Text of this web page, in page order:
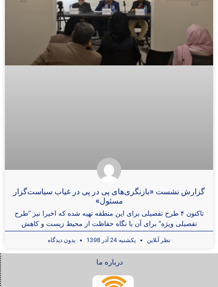
گزارش نشست «بازنگری‌های پی در پی در غیاب سیاست‌گزار
مسئول»
تاکنون ۴ طرح تفصیلی برای این منطقه تهیه شده که اخیرا نیز “طرح
تفصیلی ویژه” برای آن با نگاه حفاظت از محیط زیست و کاهش
نظر آنلاین یکشنبه 24 آذر 1398 بدون دیدگاه
درباره ما